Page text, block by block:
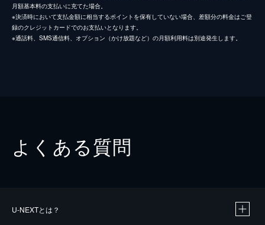
月額基本料の支払いに充てた場合。
※決済時において支払金額に相当するポイントを保有していない場合、差額分の料金はご登
録のクレジットカードでのお支払いとなります。
※通話料、SMS通信料、オプション（かけ放題など）の月額利用料は別途発生します。
よくある質問
U-NEXTとは？